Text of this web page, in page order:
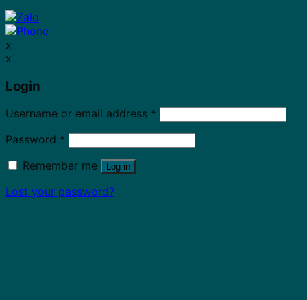
x
x
Login
Username or email address *
Password *
Remember me
Log in
Lost your password?